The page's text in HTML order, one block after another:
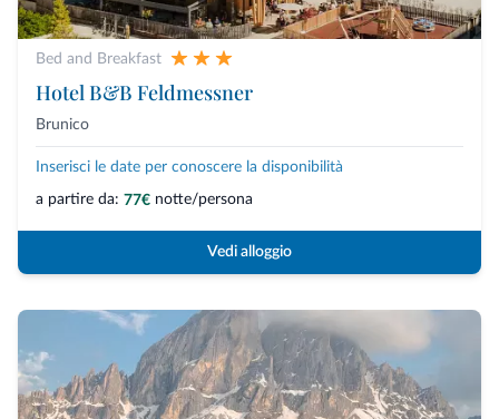
Bed and Breakfast
Hotel B&B Feldmessner
Brunico
Inserisci le date per conoscere la disponibilità
a partire da: 77€ notte/persona
Vedi alloggio